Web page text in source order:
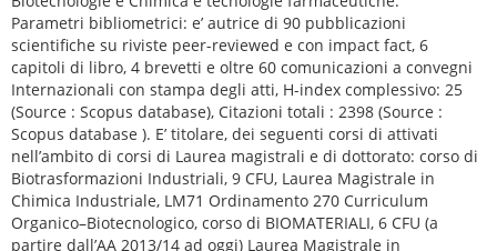
Parametri bibliometrici: e’ autrice di 90 pubblicazioni
scientifiche su riviste peer-reviewed e con impact fact, 6
capitoli di libro, 4 brevetti e oltre 60 comunicazioni a convegni
Internazionali con stampa degli atti, H-index complessivo: 25
(Source : Scopus database), Citazioni totali : 2398 (Source :
Scopus database ). E’ titolare, dei seguenti corsi di attivati
nell’ambito di corsi di Laurea magistrali e di dottorato: corso di
Biotrasformazioni Industriali, 9 CFU, Laurea Magistrale in
Chimica Industriale, LM71 Ordinamento 270 Curriculum
Organico–Biotecnologico, corso di BIOMATERIALI, 6 CFU (a
partire dall’AA 2013/14 ad oggi) Laurea Magistrale in